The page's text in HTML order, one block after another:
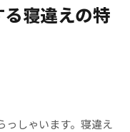
寝違えの特
っしゃいます。寝違え